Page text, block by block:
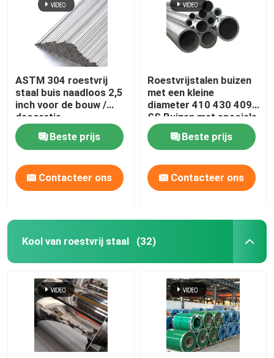
De Rol van de koperstrook
ASTM 304 roestvrij
staal buis naadloos 2,5
inch voor de bouw /
decoratie
Beste prijs
Contacteer ons
Roestvrijstalen buizen
met een kleine
diameter 410 430 409
SS Buizen met speciale
vorm
Beste prijs
Contacteer ons
Kool van roestvrij staal (32)